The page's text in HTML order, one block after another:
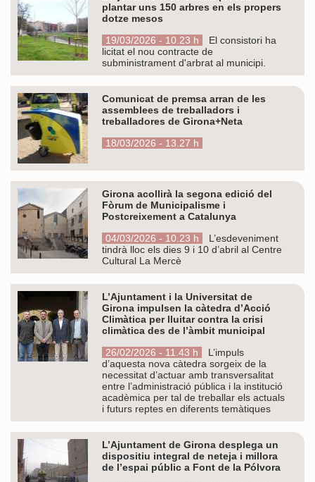
plantar uns 150 arbres en els propers
dotze mesos
19/03/2026 - 10.23 h
El consistori ha
licitat el nou contracte de
subministrament d'arbrat al municipi.
Comunicat de premsa arran de les
assemblees de treballadors i
treballadores de Girona+Neta
18/03/2026 - 13.27 h
Girona acollirà la segona edició del
Fòrum de Municipalisme i
Postcreixement a Catalunya
04/03/2026 - 10.23 h
L’esdeveniment
tindrà lloc els dies 9 i 10 d’abril al Centre
Cultural La Mercè
L’Ajuntament i la Universitat de
Girona impulsen la càtedra d’Acció
Climàtica per lluitar contra la crisi
climàtica des de l’àmbit municipal
26/02/2026 - 11.43 h
L’impuls
d’aquesta nova càtedra sorgeix de la
necessitat d’actuar amb transversalitat
entre l’administració pública i la institució
acadèmica per tal de treballar els actuals
i futurs reptes en diferents temàtiques
L’Ajuntament de Girona desplega un
dispositiu integral de neteja i millora
de l’espai públic a Font de la Pólvora